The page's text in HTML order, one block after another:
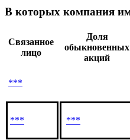
В которых компания
Связанное
лицо
Доля
обыкновенных
акций
***
*** ***